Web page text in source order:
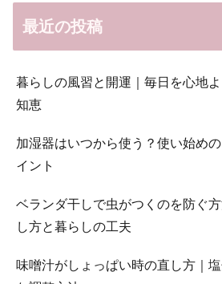
最近の投稿
暮らしの風習と開運｜毎日を心地
知恵
加湿器はいつから使う？使い始め
イント
ベランダ干しで虫がつくのを防ぐ
し方と暮らしの工夫
味噌汁がしょっぱい時の直し方｜